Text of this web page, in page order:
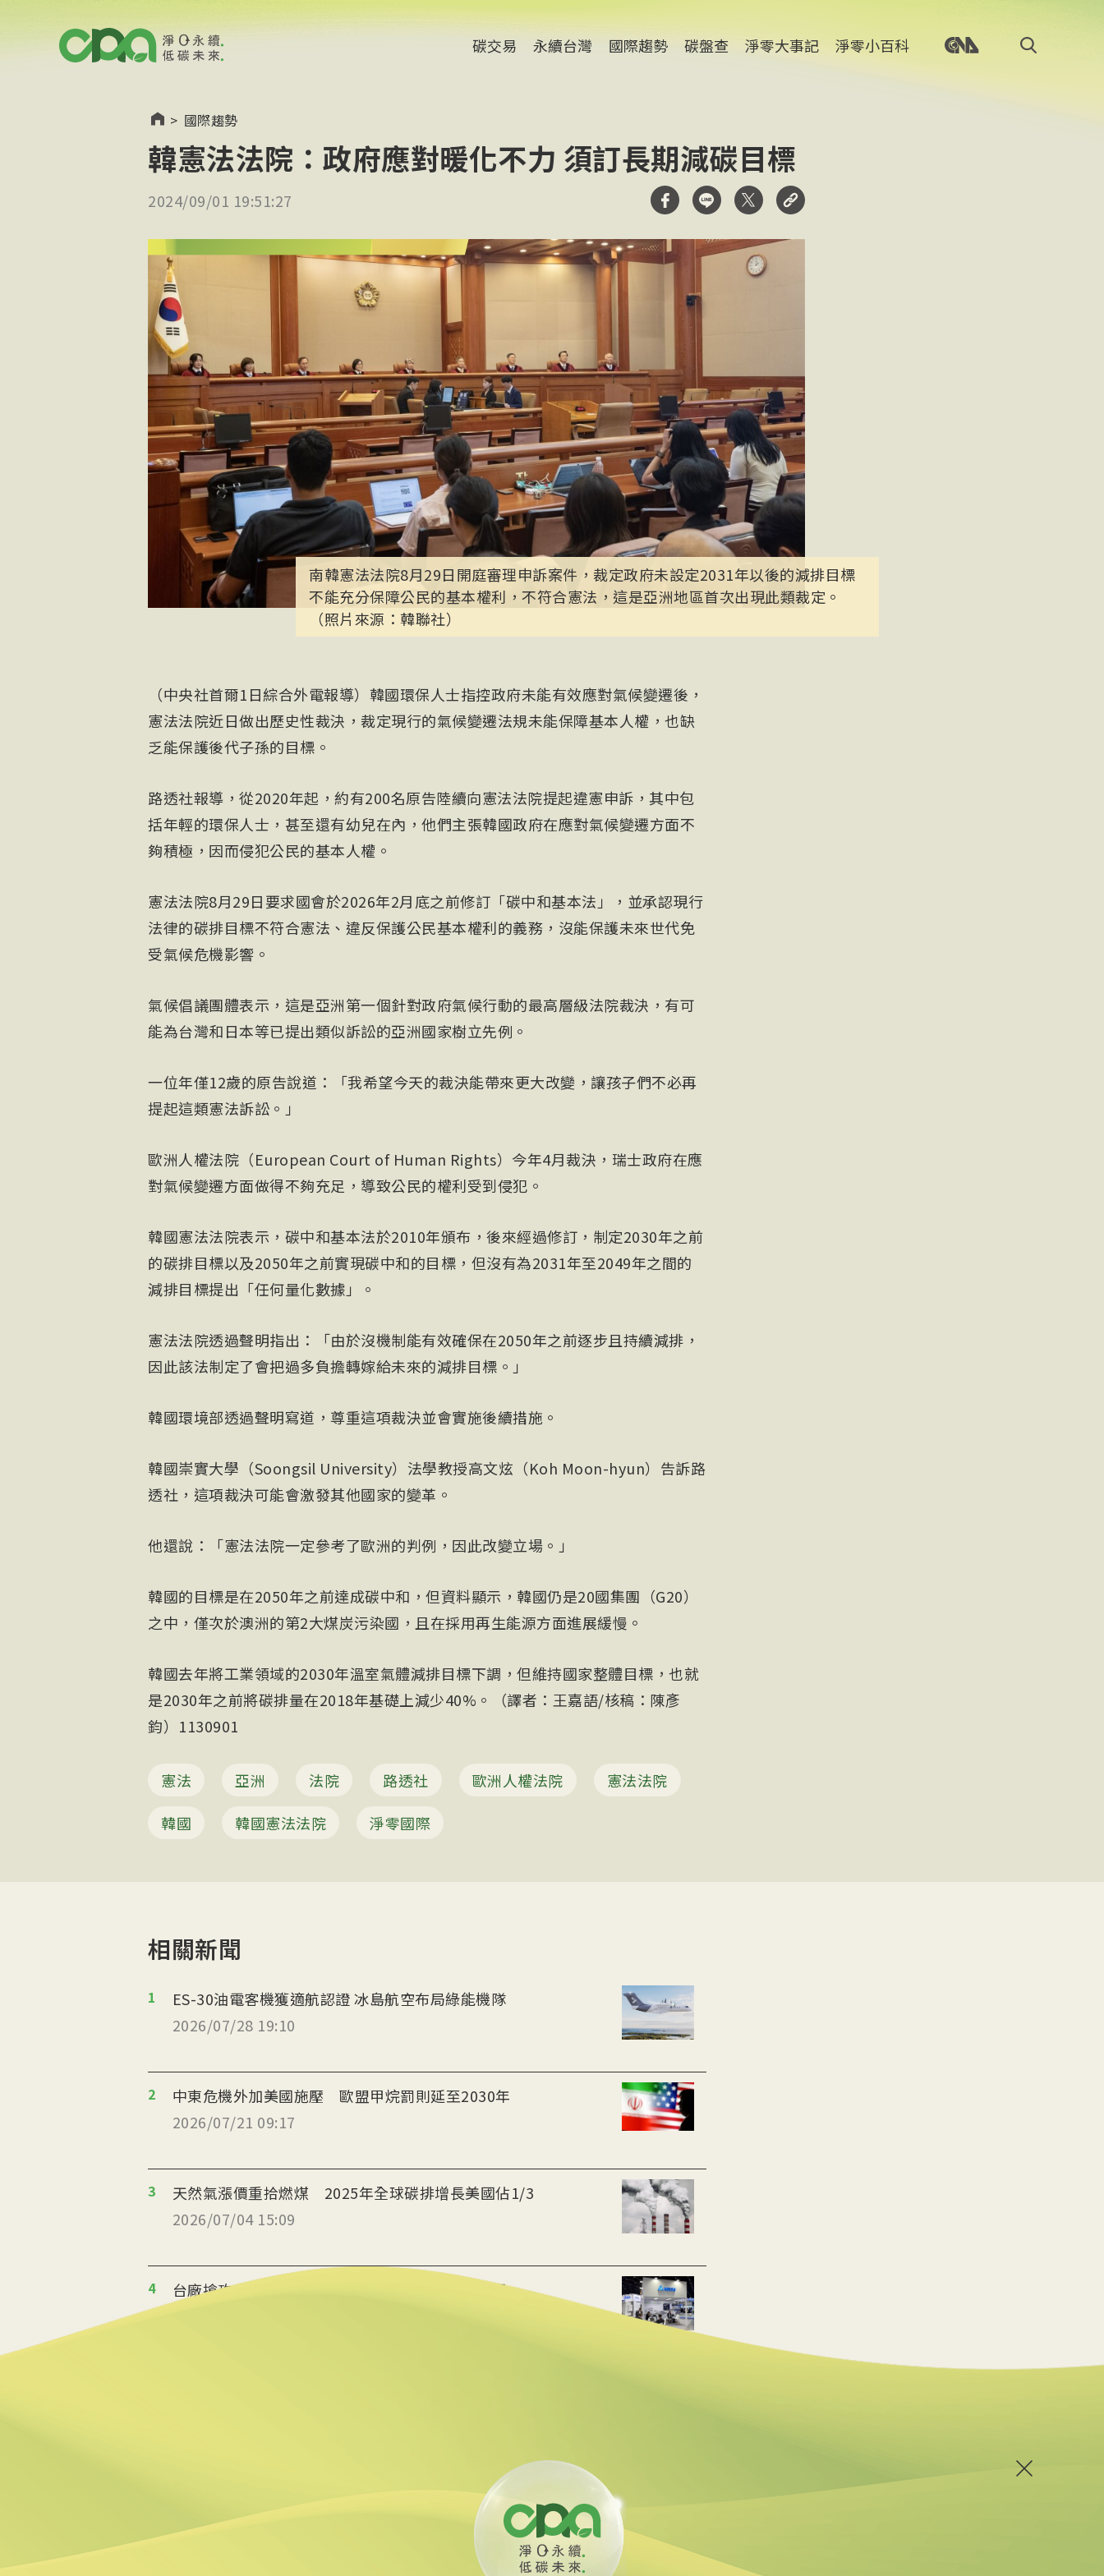
碳交易 永續台灣 國際趨勢 碳盤查 淨零大事記 淨零小百科
> 國際趨勢
韓憲法法院：政府應對暖化不力 須訂長期減碳目標
2024/09/01 19:51:27
南韓憲法法院8月29日開庭審理申訴案件，裁定政府未設定2031年以後的減排目標
不能充分保障公民的基本權利，不符合憲法，這是亞洲地區首次出現此類裁定。
（照片來源：韓聯社）
（中央社首爾1日綜合外電報導）韓國環保人士指控政府未能有效應對氣候變遷後，
憲法法院近日做出歷史性裁決，裁定現行的氣候變遷法規未能保障基本人權，也缺
乏能保護後代子孫的目標。
路透社報導，從2020年起，約有200名原告陸續向憲法法院提起違憲申訴，其中包
括年輕的環保人士，甚至還有幼兒在內，他們主張韓國政府在應對氣候變遷方面不
夠積極，因而侵犯公民的基本人權。
憲法法院8月29日要求國會於2026年2月底之前修訂「碳中和基本法」，並承認現行
法律的碳排目標不符合憲法、違反保護公民基本權利的義務，沒能保護未來世代免
受氣候危機影響。
氣候倡議團體表示，這是亞洲第一個針對政府氣候行動的最高層級法院裁決，有可
能為台灣和日本等已提出類似訴訟的亞洲國家樹立先例。
一位年僅12歲的原告說道：「我希望今天的裁決能帶來更大改變，讓孩子們不必再
提起這類憲法訴訟。」
歐洲人權法院（European Court of Human Rights）今年4月裁決，瑞士政府在應
對氣候變遷方面做得不夠充足，導致公民的權利受到侵犯。
韓國憲法法院表示，碳中和基本法於2010年頒布，後來經過修訂，制定2030年之前
的碳排目標以及2050年之前實現碳中和的目標，但沒有為2031年至2049年之間的
減排目標提出「任何量化數據」。
憲法法院透過聲明指出：「由於沒機制能有效確保在2050年之前逐步且持續減排，
因此該法制定了會把過多負擔轉嫁給未來的減排目標。」
韓國環境部透過聲明寫道，尊重這項裁決並會實施後續措施。
韓國崇實大學（Soongsil University）法學教授高文炫（Koh Moon-hyun）告訴路
透社，這項裁決可能會激發其他國家的變革。
他還說：「憲法法院一定參考了歐洲的判例，因此改變立場。」
韓國的目標是在2050年之前達成碳中和，但資料顯示，韓國仍是20國集團（G20）
之中，僅次於澳洲的第2大煤炭污染國，且在採用再生能源方面進展緩慢。
韓國去年將工業領域的2030年溫室氣體減排目標下調，但維持國家整體目標，也就
是2030年之前將碳排量在2018年基礎上減少40%。（譯者：王嘉語/核稿：陳彥
鈞）1130901
憲法 亞洲 法院 路透社 歐洲人權法院
憲法法院
韓國
韓國憲法法院 淨零國際
相關新聞
1
ES-30油電客機獲適航認證 冰島航空布局綠能機隊
2026/07/28 19:10
2
中東危機外加美國施壓 歐盟甲烷罰則延至2030年
2026/07/21 09:17
3
天然氣漲價重拾燃煤 2025年全球碳排增長美國佔1/3
2026/07/04 15:09
4
台廠搶攻泰國能源轉型商機 布局充電樁、微電網
炸油變航油 日本加大廢食油回收助煉永續航空燃料
2026/06/09 14:57